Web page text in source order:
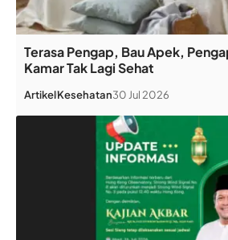
Terasa Pengap, Bau Apek,
Kamar Tak Lagi Sehat
ArtikelKesehatan30 Jul 2026